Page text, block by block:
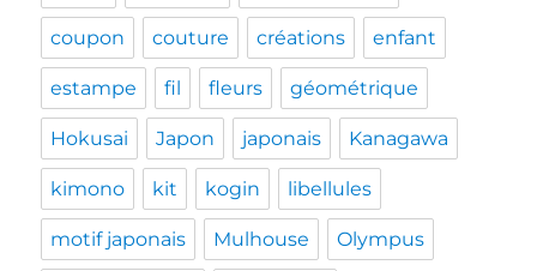
coupon couture créations enfant
estampe fil fleurs géométrique
Hokusai Japon japonais Kanagawa
kimono kit kogin libellules
motif japonais Mulhouse Olympus